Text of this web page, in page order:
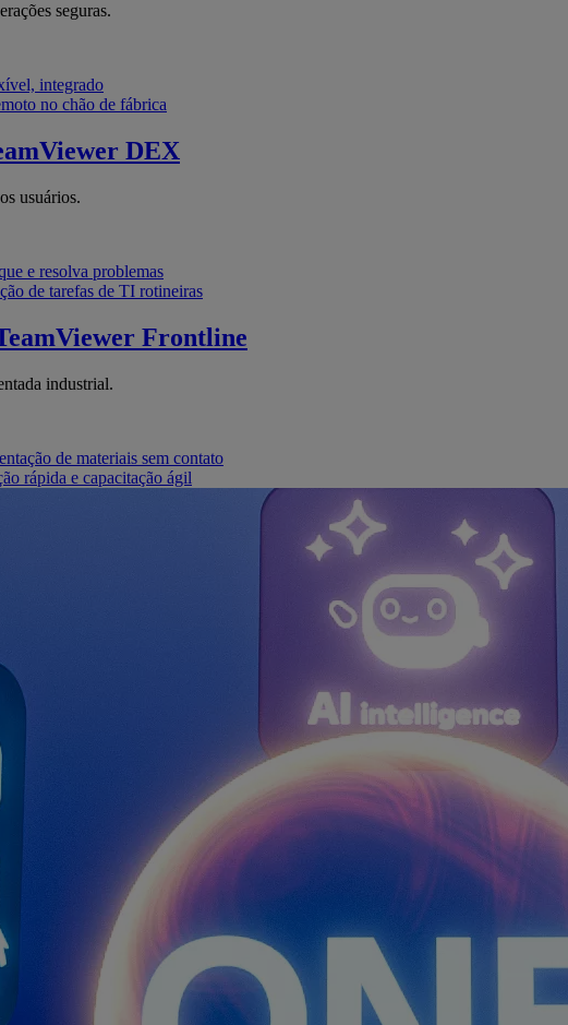
seguras.
integrado
no chão de fábrica
DEX
usuários.
e resolva problemas
de tarefas de TI rotineiras
Frontline
industrial.
de materiais sem contato
rápida e capacitação ágil